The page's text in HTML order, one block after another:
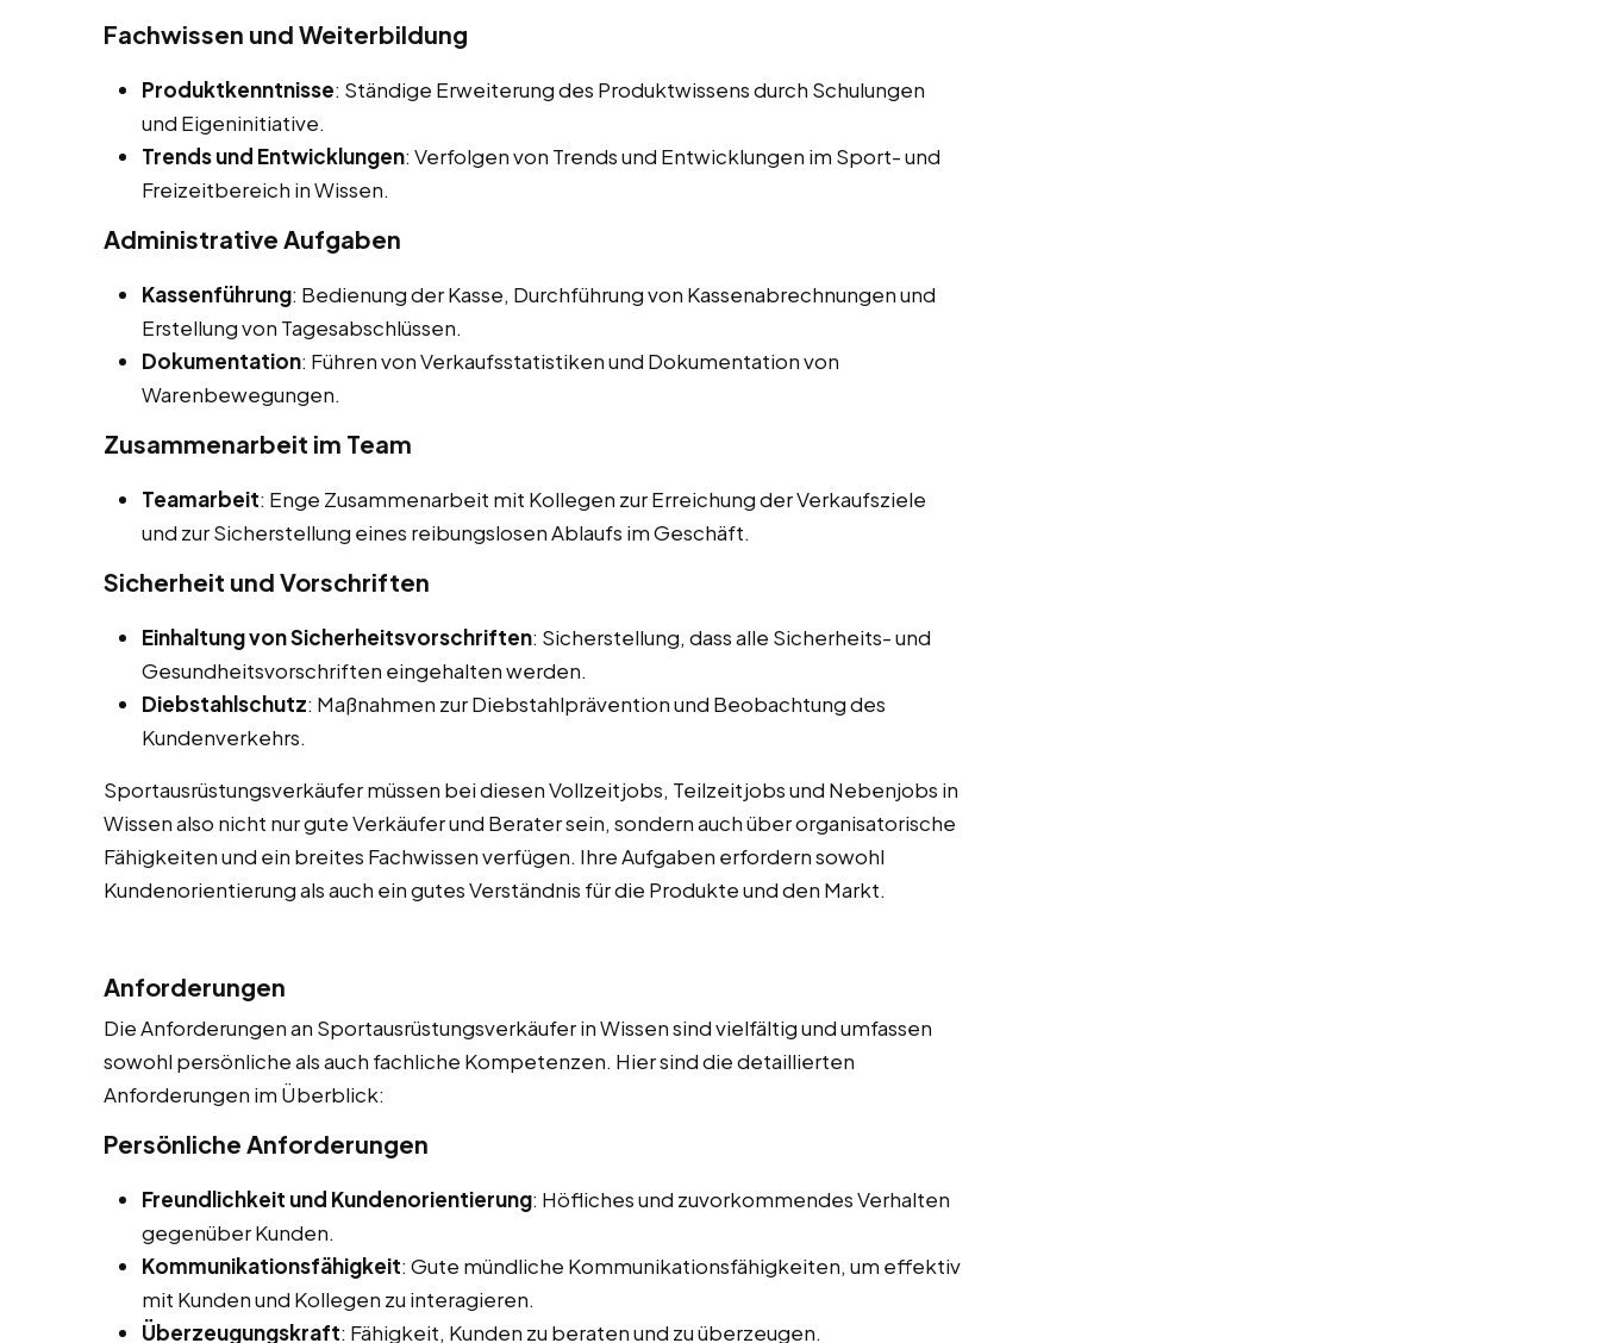
Fachwissen und Weiterbildung
Produktkenntnisse: Ständige Erweiterung des Produktwissens durch Schulungen
und Eigeninitiative.
Trends und Entwicklungen: Verfolgen von Trends und Entwicklungen im Sport- und
Freizeitbereich in Wissen.
Administrative Aufgaben
Kassenführung: Bedienung der Kasse, Durchführung von Kassenabrechnungen und
Erstellung von Tagesabschlüssen.
Dokumentation: Führen von Verkaufsstatistiken und Dokumentation von
Warenbewegungen.
Zusammenarbeit im Team
Teamarbeit: Enge Zusammenarbeit mit Kollegen zur Erreichung der Verkaufsziele
und zur Sicherstellung eines reibungslosen Ablaufs im Geschäft.
Sicherheit und Vorschriften
Einhaltung von Sicherheitsvorschriften: Sicherstellung, dass alle Sicherheits- und
Gesundheitsvorschriften eingehalten werden.
Diebstahlschutz: Maßnahmen zur Diebstahlprävention und Beobachtung des
Kundenverkehrs.
Sportausrüstungsverkäufer müssen bei diesen Vollzeitjobs, Teilzeitjobs und Nebenjobs in
Wissen also nicht nur gute Verkäufer und Berater sein, sondern auch über organisatorische
Fähigkeiten und ein breites Fachwissen verfügen. Ihre Aufgaben erfordern sowohl
Kundenorientierung als auch ein gutes Verständnis für die Produkte und den Markt.
Anforderungen
Die Anforderungen an Sportausrüstungsverkäufer in Wissen sind vielfältig und umfassen
sowohl persönliche als auch fachliche Kompetenzen. Hier sind die detaillierten
Anforderungen im Überblick:
Persönliche Anforderungen
Freundlichkeit und Kundenorientierung: Höfliches und zuvorkommendes Verhalten
gegenüber Kunden.
Kommunikationsfähigkeit: Gute mündliche Kommunikationsfähigkeiten, um effektiv
mit Kunden und Kollegen zu interagieren.
Überzeugungskraft: Fähigkeit, Kunden zu beraten und zu überzeugen.